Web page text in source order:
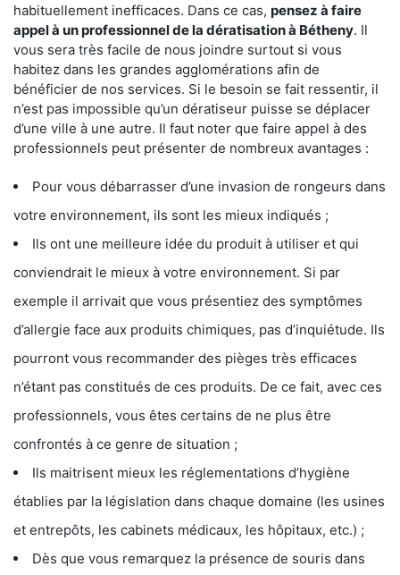
habituellement inefficaces. Dans ce cas, pensez à faire
appel à un professionnel de la dératisation à Bétheny. Il
vous sera très facile de nous joindre surtout si vous
habitez dans les grandes agglomérations afin de
bénéficier de nos services. Si le besoin se fait ressentir, il
n’est pas impossible qu’un dératiseur puisse se déplacer
d’une ville à une autre. Il faut noter que faire appel à des
professionnels peut présenter de nombreux avantages :
Pour vous débarrasser d’une invasion de rongeurs dans
votre environnement, ils sont les mieux indiqués ;
Ils ont une meilleure idée du produit à utiliser et qui
conviendrait le mieux à votre environnement. Si par
exemple il arrivait que vous présentiez des symptômes
d’allergie face aux produits chimiques, pas d’inquiétude. Ils
pourront vous recommander des pièges très efficaces
n’étant pas constitués de ces produits. De ce fait, avec ces
professionnels, vous êtes certains de ne plus être
confrontés à ce genre de situation ;
Ils maitrisent mieux les réglementations d’hygiène
établies par la législation dans chaque domaine (les usines
et entrepôts, les cabinets médicaux, les hôpitaux, etc.) ;
Dès que vous remarquez la présence de souris dans